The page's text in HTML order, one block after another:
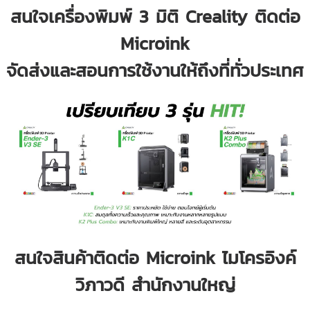
สนใจเครื่องพิมพ์ 3 มิติ Creality ติดต่อ
Microink
จัดส่งและสอนการใช้งานให้ถึงที่ทั่วประเทศ
สนใจสินค้าติดต่อ Microink ไมโครอิงค์
วิภาวดี สำนักงานใหญ่